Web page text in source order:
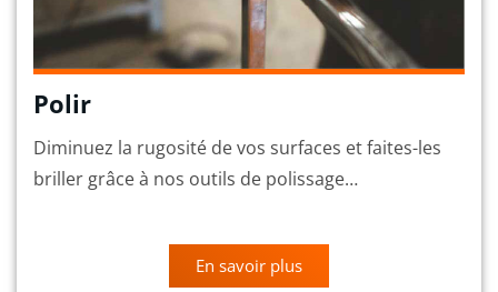
Polir
Diminuez la rugosité de vos surfaces et faites-les
briller grâce à nos outils de polissage…
En savoir plus